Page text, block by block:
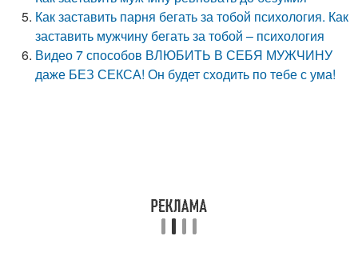
Как заставить парня бегать за тобой психология. Как
заставить мужчину бегать за тобой – психология
Видео 7 способов ВЛЮБИТЬ В СЕБЯ МУЖЧИНУ
даже БЕЗ СЕКСА! Он будет сходить по тебе с ума!